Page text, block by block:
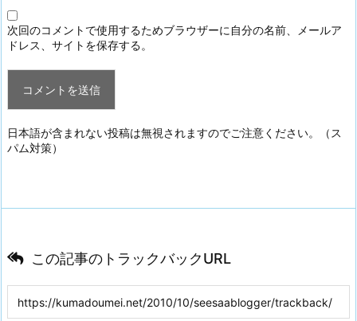
次回のコメントで使用するためブラウザーに自分の名前、メールア
ドレス、サイトを保存する。
日本語が含まれない投稿は無視されますのでご注意ください。（ス
パム対策）
この記事のトラックバックURL